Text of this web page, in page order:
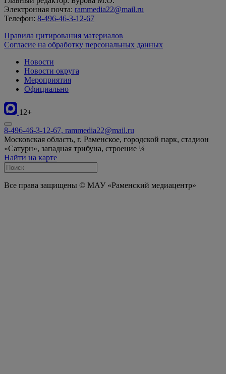
Электронная почта: rammedia22@mail.ru
Телефон: 8-496-46-3-12-67
Правила цитирования материалов
Согласие на обработку персональных данных
Новости
Новости округа
Мероприятия
Официально
12+
8-496-46-3-12-67, rammedia22@mail.ru
Московская область, г. Раменское, городской парк, стадион
«Сатурн», западная трибуна, строение ¼
Найти на карте
Все права защищены © МАУ «Раменский медиацентр»